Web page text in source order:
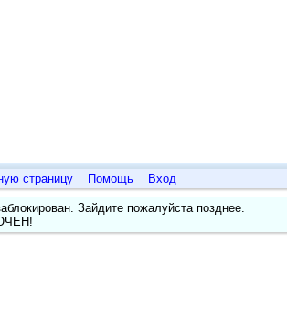
страницу Помощь Вход
Зайдите пожалуйста позднее.